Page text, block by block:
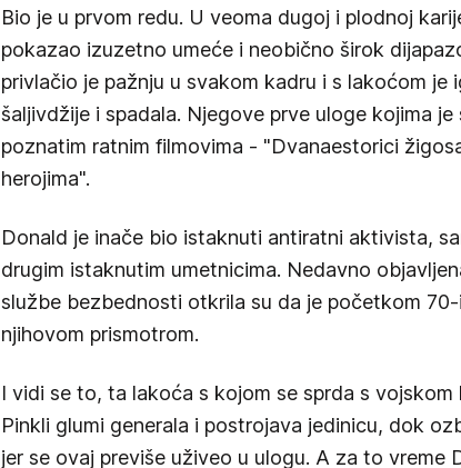
Bio je u prvom redu. U veoma dugoj i plodnoj
pokazao izuzetno umeće i neobično širok
privlačio je pažnju u svakom kadru i s lakoćom
šaljivdžije i spadala. Njegove prve uloge kojima
poznatim ratnim filmovima - "Dvanaestorici
herojima".
Donald je inače bio istaknuti antiratni aktivista,
drugim istaknutim umetnicima. Nedavno
službe bezbednosti otkrila su da je početkom
njihovom prismotrom.
I vidi se to, ta lakoća s kojom se sprda s
Pinkli glumi generala i postrojava jedinicu, dok
jer se ovaj previše uživeo u ulogu. A za to vreme